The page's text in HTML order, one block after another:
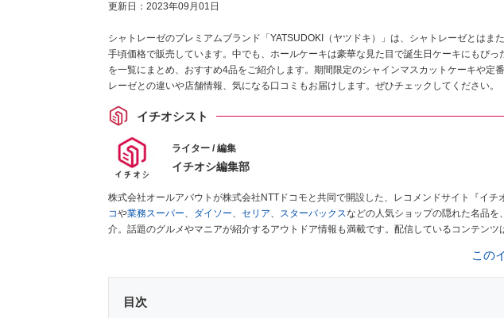
更新日： 2023年09月01日
シャトレーゼのプレミアムブランド「YATSUDOKI（ヤツドキ）」は、シャトレーゼとはま
手頃価格で販売しています。中でも、ホールケーキは豪華な見た目で誕生日ケーキにもぴ
を一覧にまとめ、おすすめ4品をご紹介します。期間限定のシャインマスカットケーキや定
レーゼとの違いや店舗情報、気になる口コミもお届けします。ぜひチェックしてください。
イチオシスト
ライター / 編集
イチオシ編集部
株式会社オールアバウトが株式会社NTTドコモと共同で開設した、レコメンドサイト『イチ
コや業務スーパー、 ダイソー、 セリア、 スターバックスなどの人気ショップの隠れた名品を
介。話題のグルメやマニアが紹介するアウトドア情報も満載です。配信しているコンテンツ
この
目次